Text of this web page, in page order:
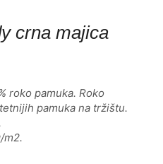
crna majica
roko pamuka. Roko
pamuka na tržištu.
m2.